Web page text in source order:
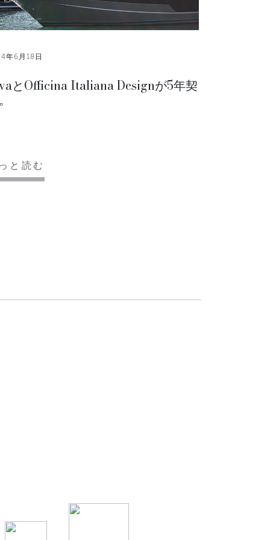
年6月18日
とOfficina Italiana Designが5年契
と読む